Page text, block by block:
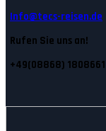
Info@tecs-reisen.de
Rufen Sie uns an!
+49(08868) 1808661